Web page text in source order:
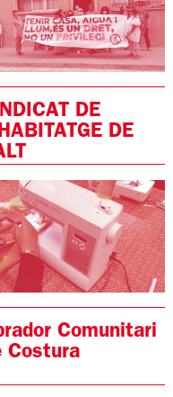
DE
DE
Comunitari
Costura